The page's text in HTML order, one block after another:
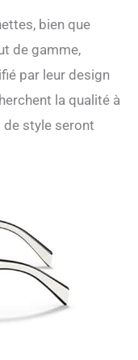
bien que
de gamme,
par leur design
la qualité à
de style seront